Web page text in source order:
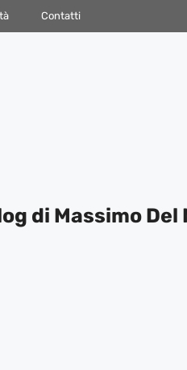
Contatti
di Massimo Del